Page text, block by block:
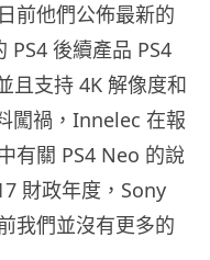
前他們公佈最新的
PS4 後續產品 PS4
且支持 4K 解像度和
闖禍，Innelec 在報
有關 PS4 Neo 的說
財政年度，Sony
我們並沒有更多的